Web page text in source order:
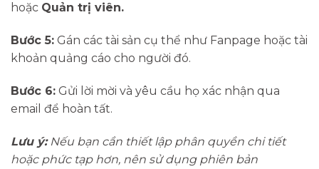
hoặc Quản trị viên.
Bước 5: Gán các tài sản cụ thể như Fanpage hoặc tài
khoản quảng cáo cho người đó.
Bước 6: Gửi lời mời và yêu cầu họ xác nhận qua
email để hoàn tất.
Lưu ý:Nếu bạn cần thiết lập phân quyền chi tiết
hoặc phức tạp hơn, nên sử dụng phiên bản